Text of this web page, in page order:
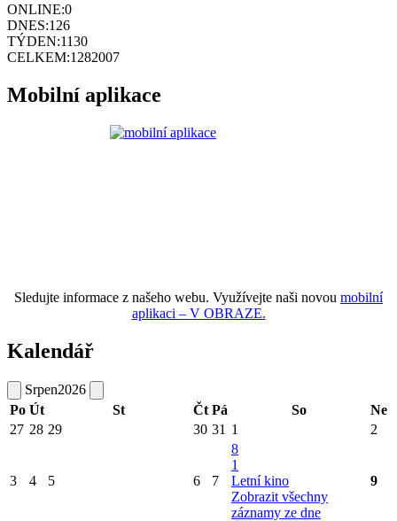
ONLINE:0
DNES:126
TÝDEN:1130
CELKEM:1282007
Mobilní aplikace
Sledujte informace z našeho webu. Využívejte naši novou mobilní
aplikaci – V OBRAZE.
Kalendář
Srpen2026
Po Út St Čt Pá So
Ne
27 28 29 30 31 1 2
3 4 5 6 7
8
1
Letní kino
Zobrazit všechny
záznamy ze dne
9